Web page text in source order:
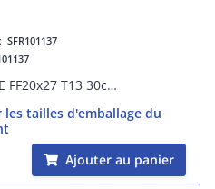
:SFR101137
FLEXIBLE FF20x27 T13 30cm (28)
les tailles d'emballage du
Ajouter au panier